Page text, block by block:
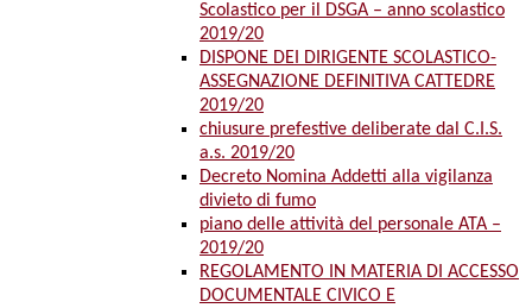
Scolastico per il DSGA – anno scolastico
2019/20
DISPONE DEI DIRIGENTE SCOLASTICO-
ASSEGNAZIONE DEFINITIVA CATTEDRE
2019/20
chiusure prefestive deliberate dal C.I.S.
a.s. 2019/20
Decreto Nomina Addetti alla vigilanza
divieto di fumo
piano delle attività del personale ATA –
2019/20
REGOLAMENTO IN MATERIA DI ACCESSO
DOCUMENTALE CIVICO E